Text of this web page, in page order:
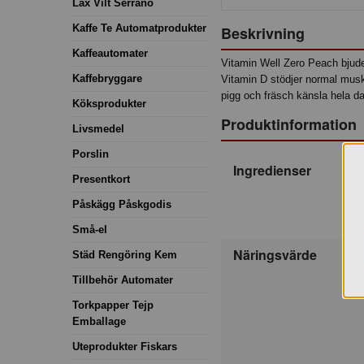
Lax Vilt Serrano
Kaffe Te Automatprodukter
Kaffeautomater
Kaffebryggare
Köksprodukter
Livsmedel
Porslin
Presentkort
Påskägg Påskgodis
Små-el
Städ Rengöring Kem
Tillbehör Automater
Torkpapper Tejp
Emballage
Uteprodukter Fiskars
Beskrivning
Vitamin Well Zero Peach
Vitamin D stödjer normal
pigg och fräsch känsla hela
Produktinformation
Ingredienser
Näringsvärde